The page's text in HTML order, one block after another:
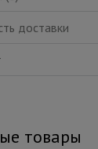
доставки
товары